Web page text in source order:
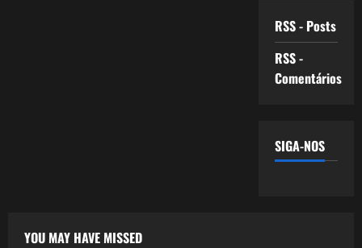
RSS - Posts
RSS -
Comentários
SIGA-NOS
YOU MAY HAVE MISSED